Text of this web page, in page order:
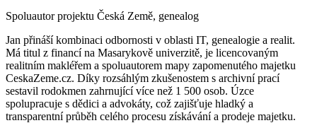
Spoluautor projektu Česká Země, genealog
Jan přináší kombinaci odbornosti v oblasti IT, genealogie a realit.
Má titul z financí na Masarykově univerzitě, je licencovaným
realitním makléřem a spoluautorem mapy zapomenutého majetku
CeskaZeme.cz. Díky rozsáhlým zkušenostem s archivní prací
sestavil rodokmen zahrnující více než 1 500 osob. Úzce
spolupracuje s dědici a advokáty, což zajišťuje hladký a
transparentní průběh celého procesu získávání a prodeje majetku.